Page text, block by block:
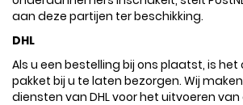
aan deze partijen ter beschikking.
DHL
Als u een bestelling bij ons plaatst, is
pakket bij u te laten bezorgen. Wij
diensten van DHL voor het uitvoeren